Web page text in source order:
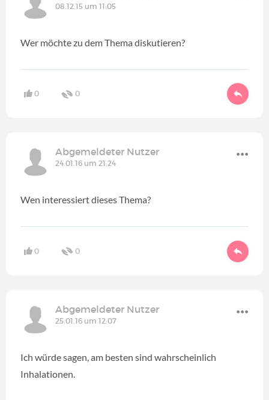
08.12.15 um 11:05
Wer möchte zu dem Thema diskutieren?
0 0
Abgemeldeter Nutzer
24.01.16 um 21:24
Wen interessiert dieses Thema?
0 0
Abgemeldeter Nutzer
25.01.16 um 12:07
Ich würde sagen, am besten sind wahrscheinlich
Inhalationen.